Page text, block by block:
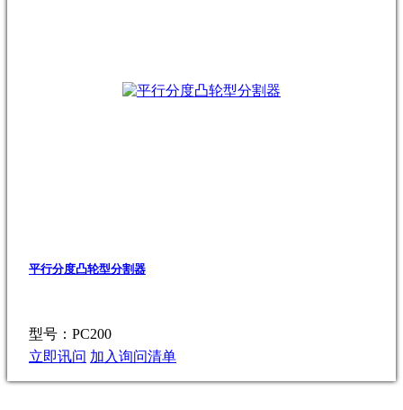
平行分度凸轮型分割器
型号：PC200
立即讯问 加入询问清单